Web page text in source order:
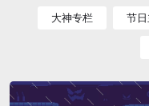
大神专栏 节